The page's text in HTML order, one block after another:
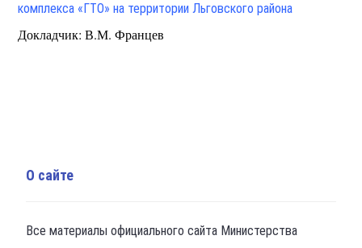
комплекса «ГТО» на территории Льговского района
Докладчик: В.М. Францев
О сайте
Все материалы официального сайта Министерства